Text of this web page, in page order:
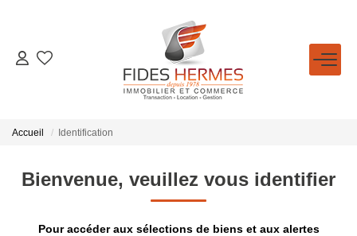
GESTION / LOCATION
LOUER
ESTIMATION
Accueil Identification
Bienvenue, veuillez vous identifier
Pour accéder aux sélections de biens et aux alertes